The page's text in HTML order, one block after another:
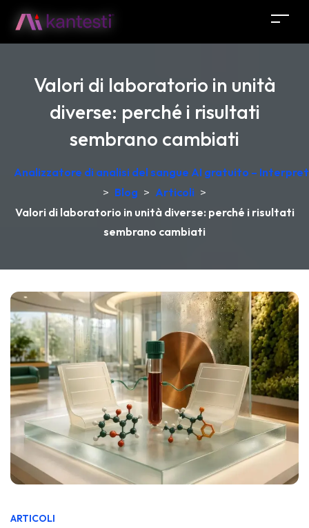
Valori di laboratorio in unità
diverse: perché i risultati
sembrano cambiati
Analizzatore di analisi del sangue AI gratuito –
> Blog > Articoli >
Valori di laboratorio in unità diverse: perché i risultati
sembrano cambiati
ARTICOLI